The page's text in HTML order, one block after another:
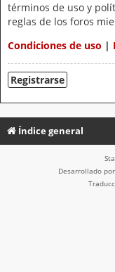
términos de uso y
reglas de los foros
Condiciones de uso |
Registrarse
Índice general
Desarrollado por